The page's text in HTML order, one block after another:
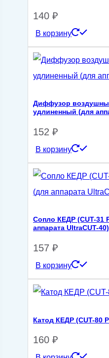
140 ₽
В корзину
Диффузор
удлиненный (для
152 ₽
В корзину
Сопло КЕДР (CUT-31
аппарата UltraCUT-40)
157 ₽
В корзину
Катод КЕДР (CUT-80
160 ₽